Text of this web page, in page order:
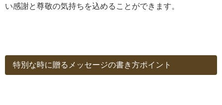
い感謝と尊敬の気持ちを込めることができます。
特別な時に贈るメッセージの書き方ポイント